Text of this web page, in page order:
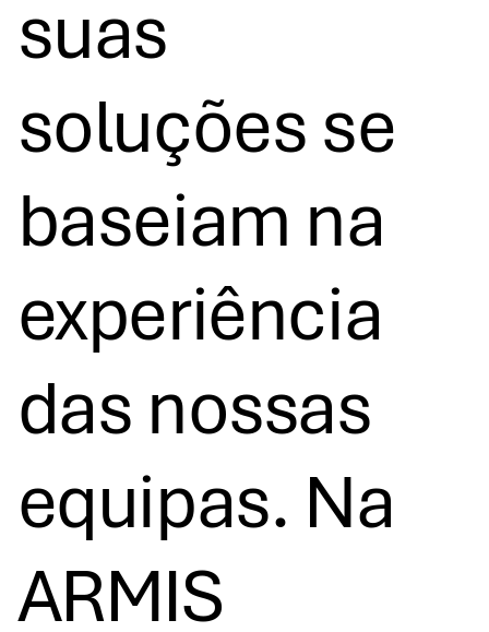
suas
soluções se
baseiam na
experiência
das nossas
equipas. Na
ARMIS